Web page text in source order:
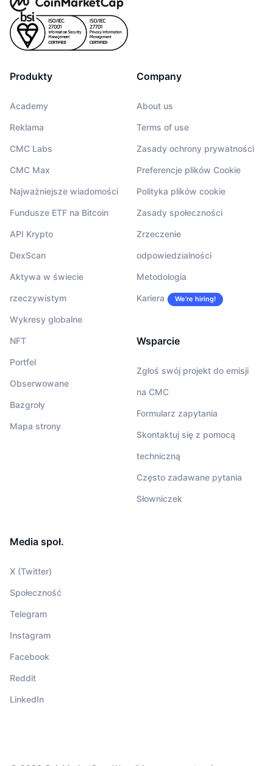
Produkty
Academy
Reklama
CMC Labs
CMC Max
Najważniejsze wiadomości
Fundusze ETF na Bitcoin
API Krypto
DexScan
Aktywa w świecie
rzeczywistym
Wykresy globalne
NFT
Portfel
Obserwowane
Bazgroły
Mapa strony
Company
About us
Terms of use
Zasady ochrony prywatności
Preferencje plików Cookie
Polityka plików cookie
Zasady społeczności
Zrzeczenie
odpowiedzialności
Metodologia
Kariera We’re hiring!
Wsparcie
Zgłoś swój projekt do emisji
na CMC
Formularz zapytania
Skontaktuj się z pomocą
techniczną
Często zadawane pytania
Słowniczek
Media społ.
X (Twitter)
Społeczność
Telegram
Instagram
Facebook
Reddit
LinkedIn